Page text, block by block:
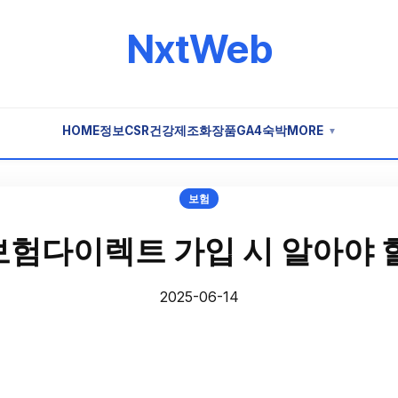
NxtWeb
HOME정보CSR건강제조화장품GA4숙박MORE ▼
보험
험다이렉트 가입 시 알아야
2025-06-14